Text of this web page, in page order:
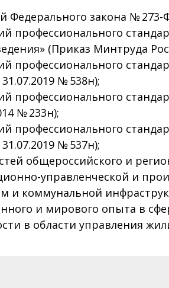
Федерального закона № 273-
профессионального
(Приказ Минтруда
профессионального
№ 538н);
профессионального
№ 233н);
профессионального
№ 537н);
общероссийского и
управленческой и
и коммунальной
и мирового опыта в
в области управления